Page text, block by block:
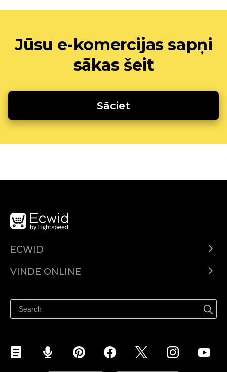
Jūsu e-komercijas sapņi
sākas šeit
Sāciet
ECWID
Prețuri
VINDE ONLINE
Vinde pe Facebook
Vinde pe Instagram